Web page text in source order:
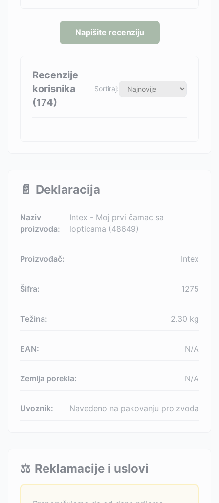
Napišite recenziju
Recenzije
korisnika
(174)
Sortiraj:
📄 Deklaracija
Naziv
proizvoda:
Intex - Moj prvi čamac sa
lopticama (48649)
Proizvođač: Intex
Šifra: 1275
Težina: 2.30 kg
EAN: N/A
Zemlja porekla: N/A
Uvoznik: Navedeno na pakovanju proizvoda
⚖️ Reklamacije i uslovi